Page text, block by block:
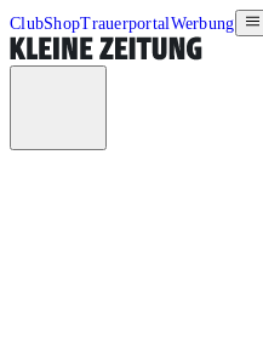
ClubShopTrauerportalWerbung